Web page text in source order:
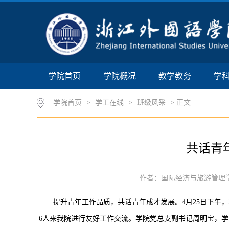
学院首页 学院概况 教学教务 学
学院首页 > 学工在线 > 班级风采 > 正文
共话青
作者：国际经济与旅游管理
提升青年工作品质，共话青年成才发展。4月25日下午
6人来我院进行友好工作交流。学院党总支副书记周明宝，